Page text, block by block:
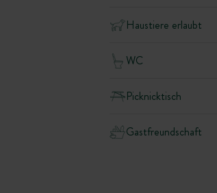
Haustiere erlaubt
WC
Picknicktisch
Gastfreundschaft